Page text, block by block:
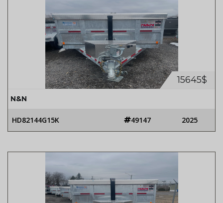
15645$
N&N
HD82144G15K 49147 2025